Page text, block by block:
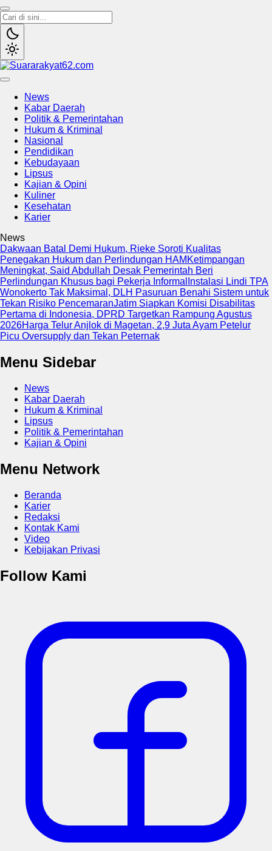
News
Kabar Daerah
Politik & Pemerintahan
Hukum & Kriminal
Nasional
Pendidikan
Kebudayaan
Lipsus
Kajian & Opini
Kuliner
Kesehatan
Karier
News
Dakwaan Batal Demi Hukum, Rieke Soroti Kualitas
Penegakan Hukum dan Perlindungan HAM Ketimpangan
Meningkat, Said Abdullah Desak Pemerintah Beri
Perlindungan Khusus bagi Pekerja Informal Instalasi Lindi TPA
Wonokerto Tak Maksimal, DLH Pasuruan Benahi Sistem untuk
Tekan Risiko PencemaranJatim Siapkan Komisi Disabilitas
Pertama di Indonesia, DPRD Targetkan Rampung Agustus
2026Harga Telur Anjlok di Magetan, 2,9 Juta Ayam Petelur
Picu Oversupply dan Tekan Peternak
Menu Sidebar
News
Kabar Daerah
Hukum & Kriminal
Lipsus
Politik & Pemerintahan
Kajian & Opini
Menu Network
Beranda
Karier
Redaksi
Kontak Kami
Video
Kebijakan Privasi
Follow Kami